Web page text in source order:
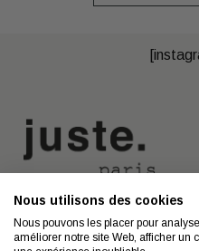
Nous utilisons des cookies
Nous pouvons les placer pour
améliorer notre site Web, afficher un
Contact